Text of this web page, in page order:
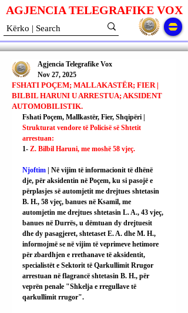
AGJENCIA TELEGRAFIKE VOX
FSHATI POÇEM; MALLAKASTËR; FIER |
BILBIL HARUNI U ARRESTUA; AKSIDENT
AUTOMOBILISTIK.
Agjencia Telegrafike Vox
Nov 27, 2025
Fshati Poçem, Mallkastër, Fier, Shqipëri |
Strukturat vendore të Policisë së Shtetit
arrestuan:
1- Z. Bilbil Haruni, me moshë 58 vjeç.
Njoftim | Në vijim të informacionit të dhënë
dje, për aksidentin në Poçem, ku si pasojë e
përplasjes së automjetit me drejtues shtetasin
B. H., 58 vjeç, banues në Ksamil, me
automjetin me drejtues shtetasin L. A., 43 vjeç,
banues në Durrës, u dëmtuan dy drejtuesit
dhe dy pasagjeret, shtetaset E. A. dhe M. H.,
informojmë se në vijim të veprimeve hetimore
për zbardhjen e rrethanave të aksidentit,
specialistët e Sektorit të Qarkullimit Rrugor
arrestuan në flagrancë shtetasin B. H., për
veprën penale "Shkelja e rregullave të
qarkullimit rrugor".